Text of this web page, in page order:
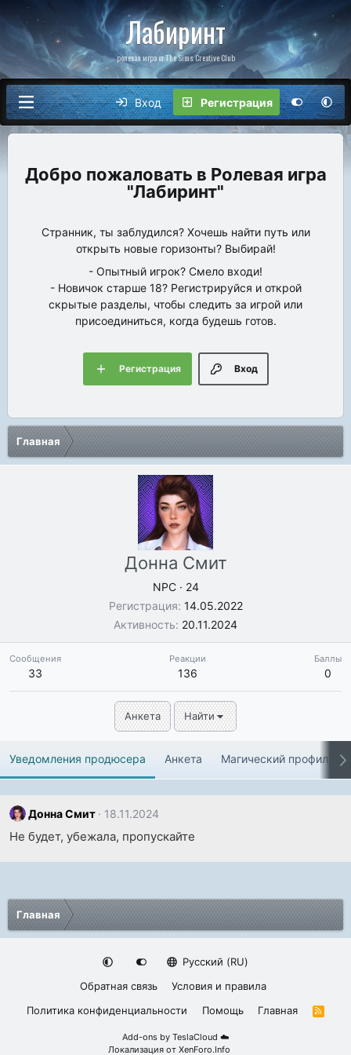
Лабиринт
ролевая игра от The Sims Creative Club
Вход Регистрация
Ролевая игра
"Лабиринт"
Странник, ты заблудился? Хочешь найти путь или
открыть новые горизонты? Выбирай!
- Опытный игрок? Смело входи!
- Новичок старше 18? Регистрируйся и открой
скрытые разделы, чтобы следить за игрой или
присоединиться, когда будешь готов.
Вход
Регистрация
Главная
Донна Смит
NPC · 24
Регистрация 14.05.2022
Активность 20.11.2024
Сообщения
33
Реакции
136
Баллы
0
Анкета Найти
Уведомления продюсера Анкета Магический профиль
Донна Смит 18.11.2024
Не будет, убежала, пропускайте
Главная
Русский (RU)
Обратная связь
Условия и правила
Политика конфиденциальности
Помощь Главная
R
Add-ons by TeslaCloud ☁️
Локализация от XenForo.Info